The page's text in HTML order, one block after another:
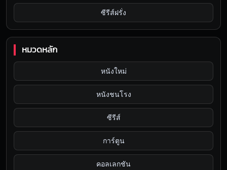
ซีรีส์ฝรั่ง
หมวดหลัก
หนังใหม่
หนังชนโรง
ซีรีส์
การ์ตูน
คอลเลกชัน